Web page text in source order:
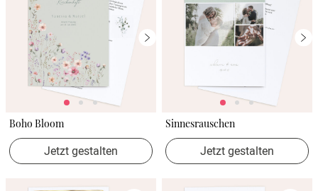
Boho Bloom
Jetzt gestalten
Sinnesrauschen
Jetzt gestalten